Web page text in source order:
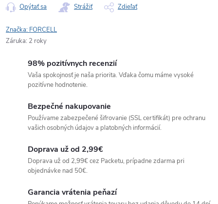
Opýtať sa Strážiť Zdieľať
Značka: FORCELL
Záruka: 2 roky
98% pozitívnych recenzií
Vaša spokojnosť je naša priorita. Vďaka čomu máme vysoké
pozitívne hodnotenie.
Bezpečné nakupovanie
Používame zabezpečené šifrovanie (SSL certifikát) pre ochranu
vašich osobných údajov a platobných informácií.
Doprava už od 2,99€
Doprava už od 2,99€ cez Packetu, prípadne zdarma pri
objednávke nad 50€.
Garancia vrátenia peňazí